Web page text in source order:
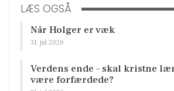
LÆS OGSÅ
Når Holger er væk
31. jul 2026
Verdens ende – skal kristne
være forfærdede?